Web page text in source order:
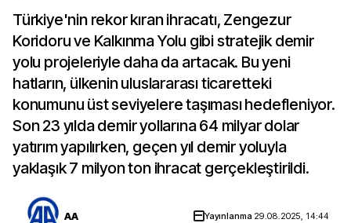
Türkiye'nin rekor kıran ihracatı, Zengezur
Koridoru ve Kalkınma Yolu gibi stratejik demir
yolu projeleriyle daha da artacak. Bu yeni
hatların, ülkenin uluslararası ticaretteki
konumunu üst seviyelere taşıması hedefleniyor.
Son 23 yılda demir yollarına 64 milyar dolar
yatırım yapılırken, geçen yıl demir yoluyla
yaklaşık 7 milyon ton ihracat gerçekleştirildi.
AA Yayınlanma 29.08.2025, 14:44